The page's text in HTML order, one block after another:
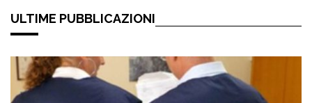
ULTIME PUBBLICAZIONI